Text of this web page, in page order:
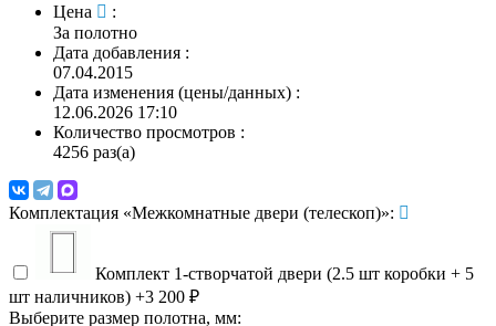
Цена
:
За полотно
Дата добавления :
07.04.2015
Дата изменения (цены/данных) :
12.06.2026 17:10
Количество просмотров :
4256 раз(а)
Комплектация «Межкомнатные двери (телескоп)»:
Комплект 1-створчатой двери (2.5 шт коробки + 5
шт наличников) +3 200 ₽
Выберите размер полотна, мм: